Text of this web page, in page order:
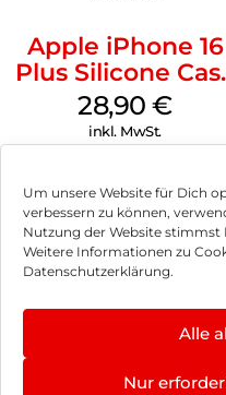
Um unsere Website für Dich
verbessern zu können,
Nutzung der Website stimmst
Weitere Informationen zu
Datenschutzerklärung.
Alle
Nur
Apple iPhone 16
Plus Silicone
MagSafe Black
28,90€
inkl. MwSt.
Impressum